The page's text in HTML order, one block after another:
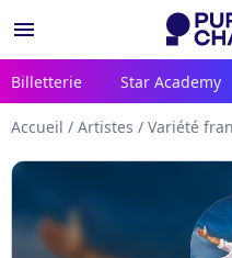
menu
Billetterie Star Academy
Accueil / Artistes / Variété